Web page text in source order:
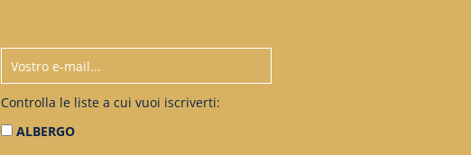
Controlla le liste a cui vuoi iscriverti:
ALBERGO